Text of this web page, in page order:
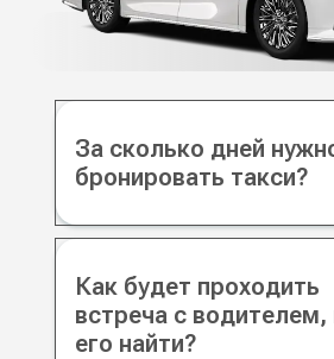
За сколько дней
бронировать такси?
Как будет проходить
встреча с водителем,
его найти?